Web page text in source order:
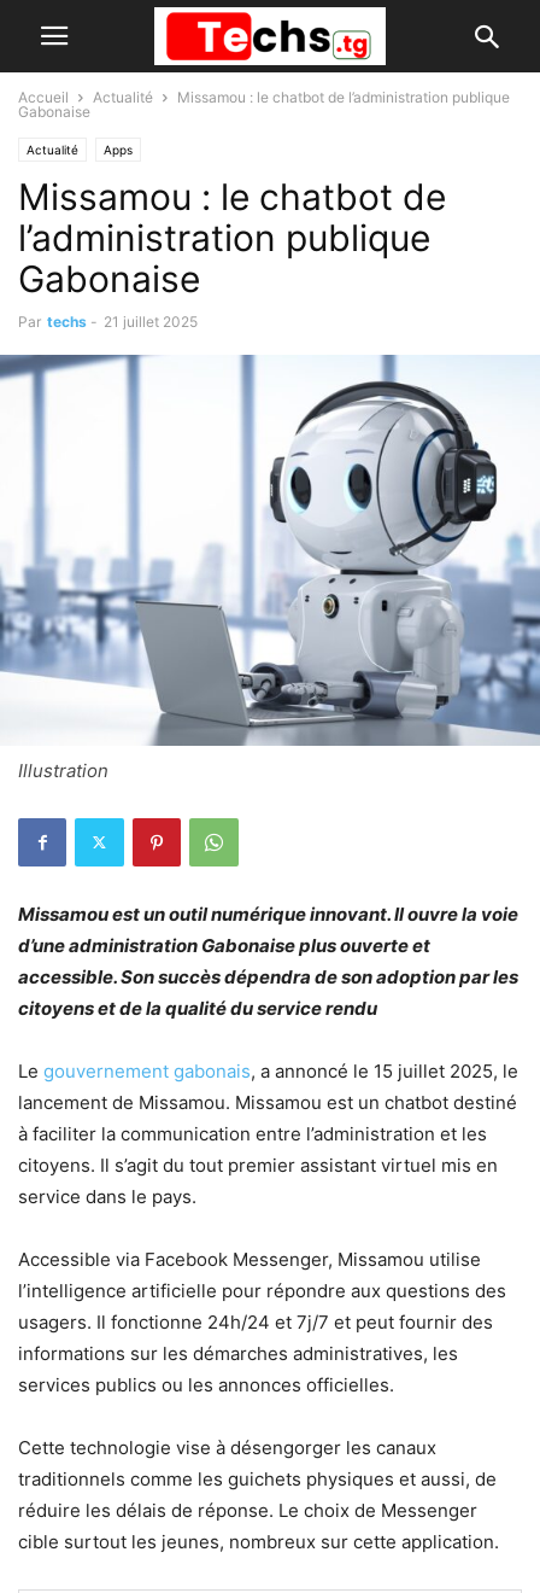
Accueil Actualité
Missamou : le chatbot de l’administration publique
Gabonaise
Actualité Apps
Missamou : le chatbot de
l’administration publique
Gabonaise
Par techs - 21 juillet 2025
Illustration
Missamou est un outil numérique innovant. Il ouvre la voie
d’une administration Gabonaise plus ouverte et
accessible. Son succès dépendra de son adoption par les
citoyens et de la qualité du service rendu
Le gouvernement gabonais, a annoncé le 15 juillet 2025, le
lancement de Missamou. Missamou est un chatbot destiné
à faciliter la communication entre l’administration et les
citoyens. Il s’agit du tout premier assistant virtuel mis en
service dans le pays.
Accessible via Facebook Messenger, Missamou utilise
l’intelligence artificielle pour répondre aux questions des
usagers. Il fonctionne 24h/24 et 7j/7 et peut fournir des
informations sur les démarches administratives, les
services publics ou les annonces officielles.
Cette technologie vise à désengorger les canaux
traditionnels comme les guichets physiques et aussi, de
réduire les délais de réponse. Le choix de Messenger
cible surtout les jeunes, nombreux sur cette application.